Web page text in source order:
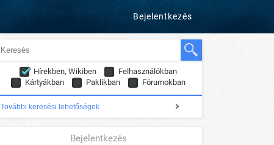
Bejelentkezés
Hírekben, Wikiben
Felhasználókban
Kártyákban
Paklikban Fórumokban
További keresési lehetőségek
Bejelentkezés